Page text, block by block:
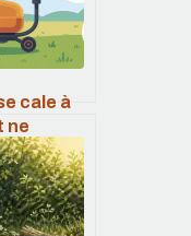
cale à
ne
plus :